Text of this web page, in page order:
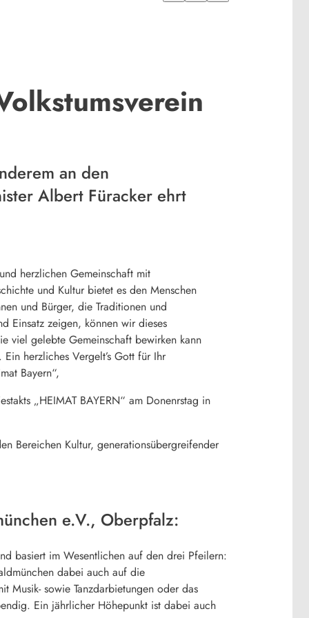
an den
Albert Füracker ehrt
herzlichen Gemeinschaft mit
und Kultur bietet es den Menschen
und Bürger, die Traditionen und
Einsatz zeigen, können wir dieses
viel gelebte Gemeinschaft bewirken kann
herzliches Vergelt’s Gott für Ihr
Bayern“,
„HEIMAT BAYERN“ am Donenrstag in
Bereichen Kultur, generationsübergreifender
e.V., Oberpfalz:
basiert im Wesentlichen auf den drei Pfeilern:
dabei auch auf die
Musik- sowie Tanzdarbietungen oder das
Ein jährlicher Höhepunkt ist dabei auch